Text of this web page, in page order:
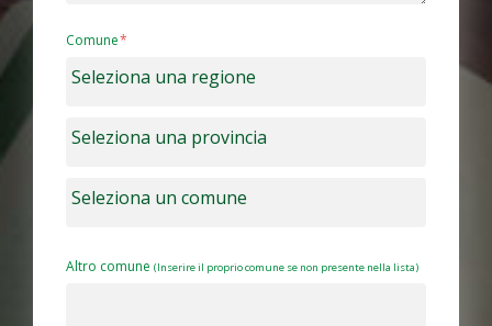
Comune
Altro comune (Inserire il proprio comune se non presente nella lista)